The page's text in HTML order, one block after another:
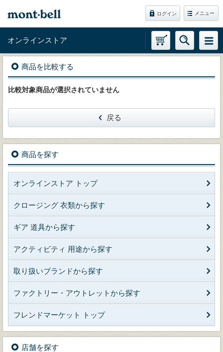
ログイン メニュー
オンラインストア
商品を比較する
比較対象商品が選択されていません
戻る
商品を探す
オンラインストア トップ
クロージング 衣類から探す
ギア 道具から探す
アクティビティ 用途から探す
取り扱いブランドから探す
ファクトリー・アウトレットから探す
フレンドマーケット トップ
店舗を探す